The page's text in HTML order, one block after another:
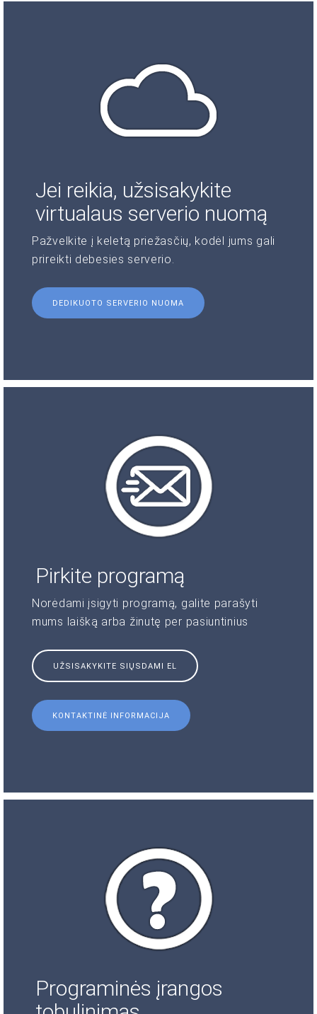
Jei reikia, užsisakykite
virtualaus serverio nuomą
Pažvelkite į keletą priežasčių, kodėl jums gali
prireikti debesies serverio.
DEDIKUOTO SERVERIO NUOMA
Pirkite programą
Norėdami įsigyti programą, galite parašyti
mums laišką arba žinutę per pasiuntinius
UŽSISAKYKITE SIŲSDAMI EL
KONTAKTINĖ INFORMACIJA
Programinės įrangos